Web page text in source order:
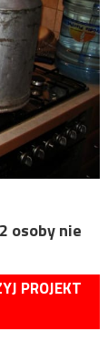
osoby nie
PROJEKT